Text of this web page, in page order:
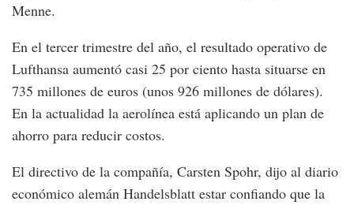
Menne.
En el tercer trimestre del año, el resultado operativo de
Lufthansa aumentó casi 25 por ciento hasta situarse en
735 millones de euros (unos 926 millones de dólares).
En la actualidad la aerolínea está aplicando un plan de
ahorro para reducir costos.
El directivo de la compañía, Carsten Spohr, dijo al diario
económico alemán Handelsblatt estar confiando que la